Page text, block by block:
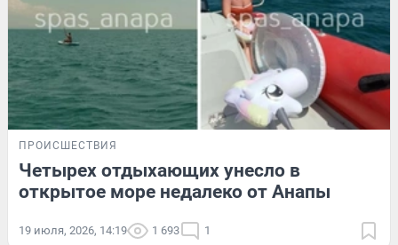
ПРОИСШЕСТВИЯ
Четырех отдыхающих унесло в
открытое море недалеко от Анапы
19 июля, 2026, 14:19 1 693 1